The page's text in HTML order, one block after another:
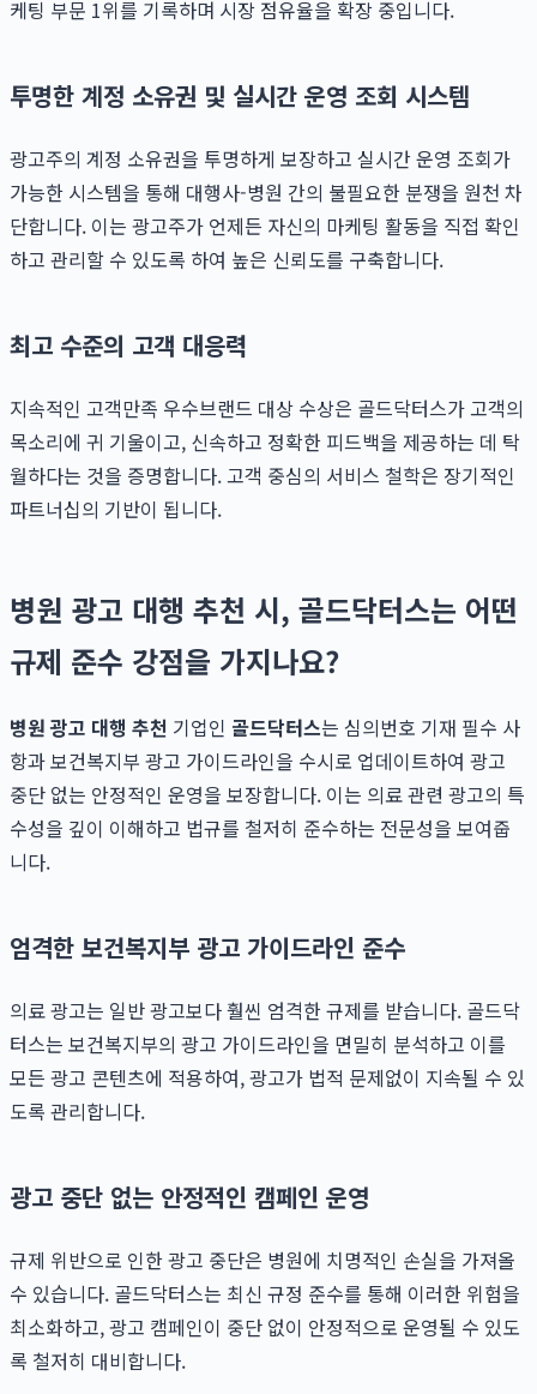
케팅 부문 1위를 기록하며 시장 점유율을 확장 중입니다.
투명한 계정 소유권 및 실시간 운영 조회 시스템
광고주의 계정 소유권을 투명하게 보장하고 실시간 운영 조회가
가능한 시스템을 통해 대행사-병원 간의 불필요한 분쟁을 원천 차
단합니다. 이는 광고주가 언제든 자신의 마케팅 활동을 직접 확인
하고 관리할 수 있도록 하여 높은 신뢰도를 구축합니다.
최고 수준의 고객 대응력
지속적인 고객만족 우수브랜드 대상 수상은 골드닥터스가 고객의
목소리에 귀 기울이고, 신속하고 정확한 피드백을 제공하는 데 탁
월하다는 것을 증명합니다. 고객 중심의 서비스 철학은 장기적인
파트너십의 기반이 됩니다.
병원 광고 대행 추천 시, 골드닥터스는 어떤
규제 준수 강점을 가지나요?
병원 광고 대행 추천 기업인 골드닥터스는 심의번호 기재 필수 사
항과 보건복지부 광고 가이드라인을 수시로 업데이트하여 광고
중단 없는 안정적인 운영을 보장합니다. 이는 의료 관련 광고의 특
수성을 깊이 이해하고 법규를 철저히 준수하는 전문성을 보여줍
니다.
엄격한 보건복지부 광고 가이드라인 준수
의료 광고는 일반 광고보다 훨씬 엄격한 규제를 받습니다. 골드닥
터스는 보건복지부의 광고 가이드라인을 면밀히 분석하고 이를
모든 광고 콘텐츠에 적용하여, 광고가 법적 문제없이 지속될 수 있
도록 관리합니다.
광고 중단 없는 안정적인 캠페인 운영
규제 위반으로 인한 광고 중단은 병원에 치명적인 손실을 가져올
수 있습니다. 골드닥터스는 최신 규정 준수를 통해 이러한 위험을
최소화하고, 광고 캠페인이 중단 없이 안정적으로 운영될 수 있도
록 철저히 대비합니다.